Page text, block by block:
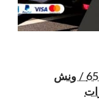
ونش اسطبلات الاحمدي / 65557275 / ونش